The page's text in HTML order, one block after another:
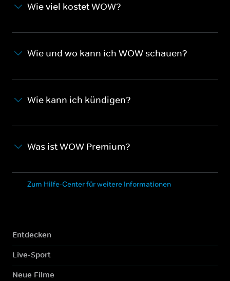
Wie viel kostet WOW?
Wie und wo kann ich WOW schauen?
Wie kann ich kündigen?
Was ist WOW Premium?
Zum Hilfe-Center für weitere Informationen
Entdecken
Live-Sport
Neue Filme